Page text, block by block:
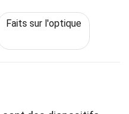
Faits sur l'optique